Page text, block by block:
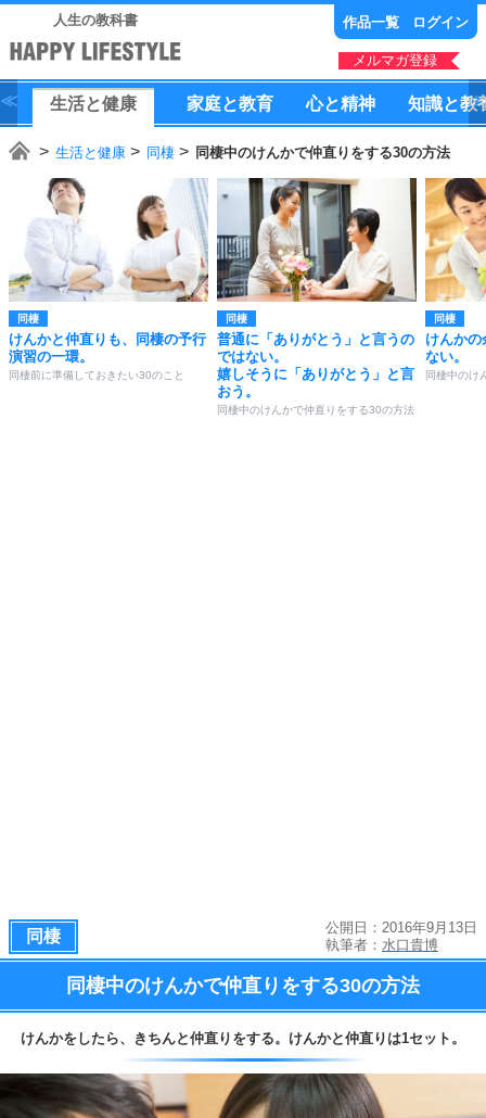
人生の教科書 作品一覧 ログイン
メルマガ登録
生活と健康 家庭と教育 心と精神 知識と教
生活と健康 同棲 同棲中のけんかで仲直りをする30の方法
同棲
けんかと仲直りも、同棲の予行
演習の一環。
同棲前に準備しておきたい30のこと
同棲
普通に「ありがとう」と言うの
ではない。
嬉しそうに「ありがとう」と言
おう。
同棲中のけんかで仲直りをする30の方法
同棲
けんか
ない。
同棲中のけ
同棲
公開日：2016年9月13日
執筆者： 水口貴博
同棲中のけんかで仲直りをする30の方法
けんかをしたら、 きちんと仲直りをする。 けんかと仲直りは1セット。